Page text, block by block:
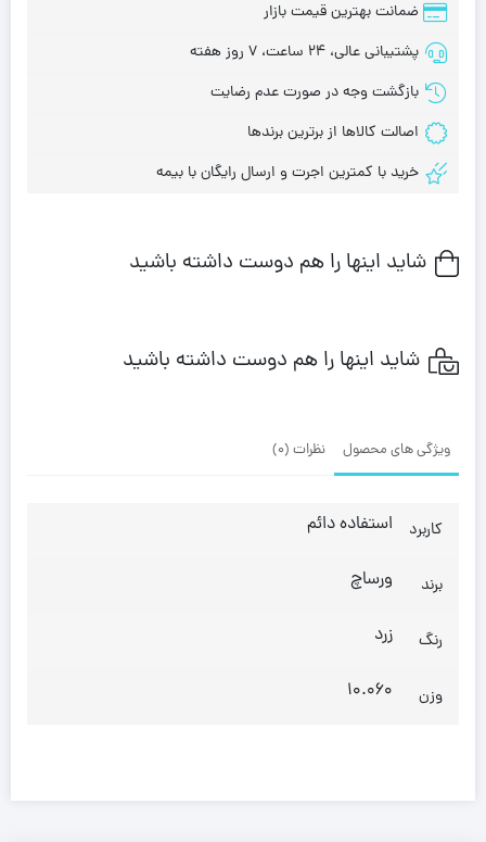
ضمانت بهترین قیمت بازار
پشتیبانی عالی، 24 ساعت، 7 روز هفته
بازگشت وجه در صورت عدم رضایت
اصالت کالاها از برترین برندها
خرید با کمترین اجرت و ارسال رایگان با بیمه
شاید اینها را هم دوست داشته باشید
شاید اینها را هم دوست داشته باشید
ویژگی های محصول نظرات (0)
کاربرد استفاده دائم
برند ورساچ
رنگ زرد
وزن 10.060